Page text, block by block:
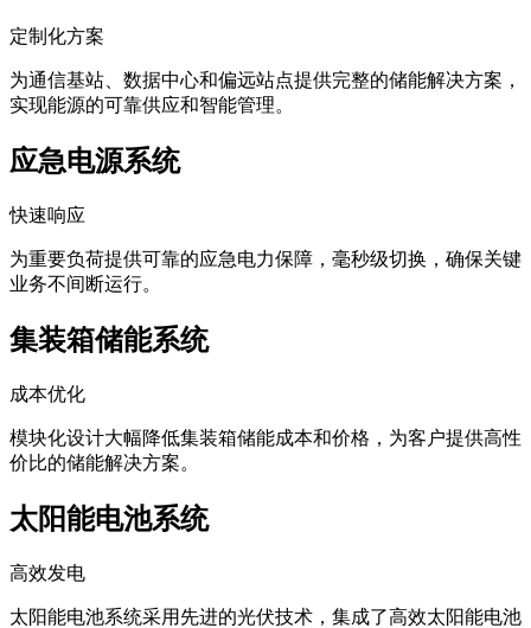
定制化方案
为通信基站、数据中心和偏远站点提供完整的储能解决方案，
实现能源的可靠供应和智能管理。
应急电源系统
快速响应
为重要负荷提供可靠的应急电力保障，毫秒级切换，确保关键
业务不间断运行。
集装箱储能系统
成本优化
模块化设计大幅降低集装箱储能成本和价格，为客户提供高性
价比的储能解决方案。
太阳能电池系统
高效发电
太阳能电池系统采用先进的光伏技术，集成了高效太阳能电池